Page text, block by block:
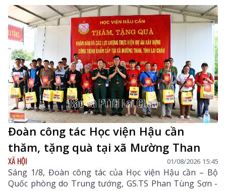
Đoàn công tác Học viện Hậu cần
thăm, tặng quà tại xã Mường Than
XÃ HỘI 01/08/2026 15:45
Sáng 1/8, Đoàn công tác của Học viện Hậu cần – Bộ
Quốc phòng do Trung tướng, GS.TS Phan Tùng Sơn -